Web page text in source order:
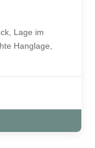
Lage im
Hanglage,